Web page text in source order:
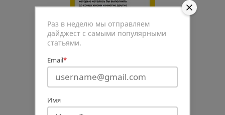
Раз в неделю мы отправляем
дайджест с самыми популярными
статьями.
Email*
Имя